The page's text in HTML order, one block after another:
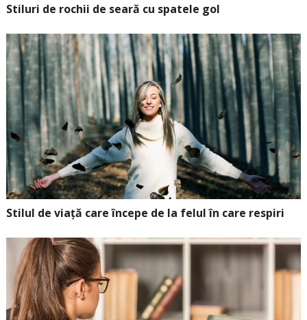
Stiluri de rochii de seară cu spatele gol
Stilul de viață care începe de la felul în care respiri